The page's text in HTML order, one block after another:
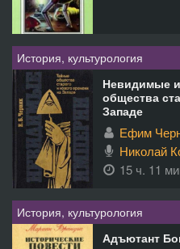
История, культурология
Невидимые
общества
Западе
Ефим
Николай
15 ч. 11
История, культурология
Адъютант